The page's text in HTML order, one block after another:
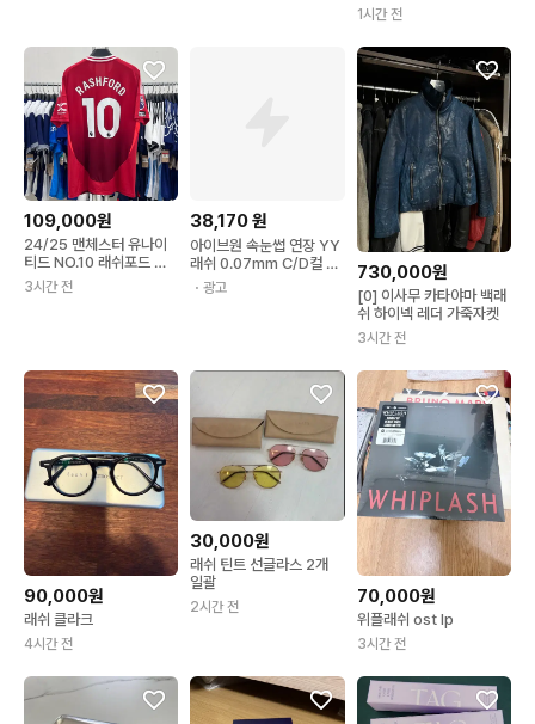
1시간 전
109,000원
24/25 맨체스터 유나이
티드 NO.10 래쉬포드 유
니폼
3시간 전
38,170원
아이브원 속눈썹 연장 YY
래쉬 0.07mm C/D컬 전
문시술용 전문가용 속눈
썹, 4개, YY 9-15mm D
・광고
730,000원
[0] 이사무 카타야마 백래
쉬 하이넥 레더 가죽자켓
3시간 전
90,000원
래쉬 클라크
4시간 전
30,000원
래쉬 틴트 선글라스 2개
일괄
2시간 전 70,000원
위플래쉬 ost lp
3시간 전